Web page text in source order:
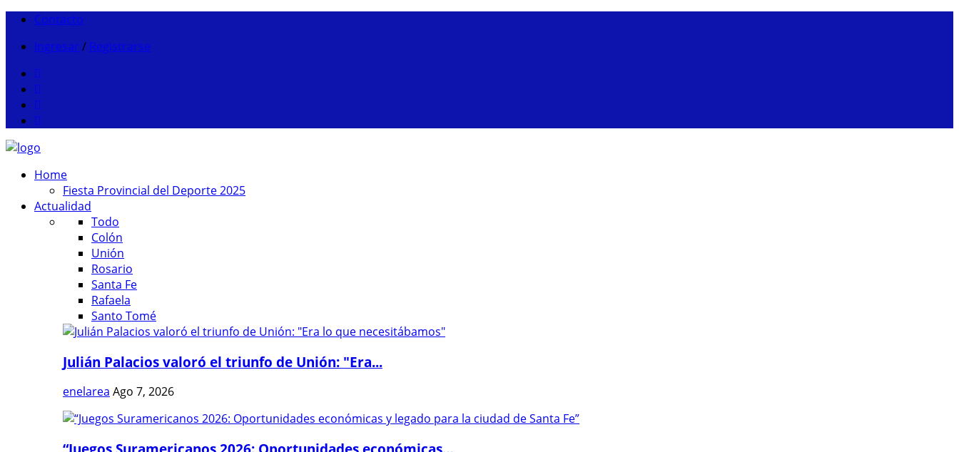
Contacto
Ingresar / Registrarse
Home
Fiesta Provincial del Deporte 2025
Actualidad
Todo
Colón
Unión
Rosario
Santa Fe
Rafaela
Santo Tomé
Julián Palacios valoró el triunfo de Unión: "Era...
enelarea Ago 7, 2026